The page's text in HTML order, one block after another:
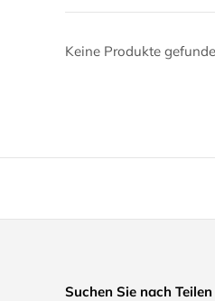
Keine Produkte
Suchen Sie nach